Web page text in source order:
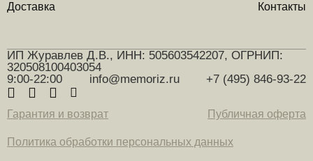
Доставка Контакты
ИП Журавлев Д.В., ИНН: 505603542207, ОГРНИП:
320508100403054
9:00-22:00
info@memoriz.ru +7 (495) 846-93-22
Гарантия и возврат Публичная оферта
Политика обработки персональных данных